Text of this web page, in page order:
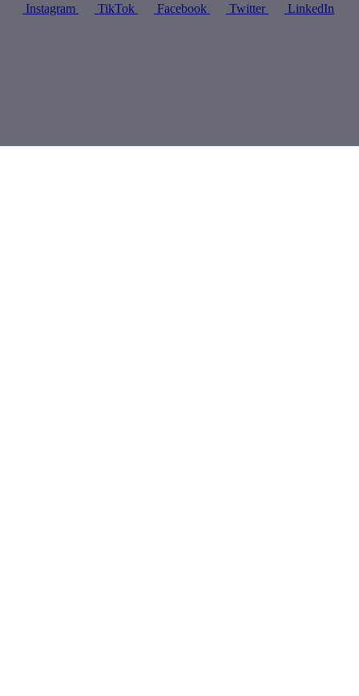
Instagram
TikTok Facebook Twitter LinkedIn